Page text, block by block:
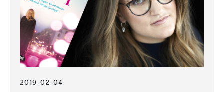
2019-02-04